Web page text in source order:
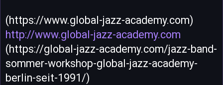
(https://www.global-jazz-academy.com)
http://www.global-jazz-academy.com
(https://global-jazz-academy.com/jazz-band-
sommer-workshop-global-jazz-academy-
berlin-seit-1991/)